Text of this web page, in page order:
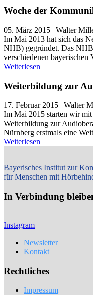
Woche der
05. März 2015 | Walter
Im Mai 2013 hat sich das
NHB) gegründet. Das
verschiedenen
Weiterlesen
Weiterbildung zur
17. Februar 2015 | Walter
Im Mai 2015 starten wir mit
Weiterbildung zur
Nürnberg erstmals eine
Weiterlesen
Bayerisches Institut zur
für Menschen mit
In Verbindung
Instagram
Newsletter
Kontakt
Rechtliches
Impressum